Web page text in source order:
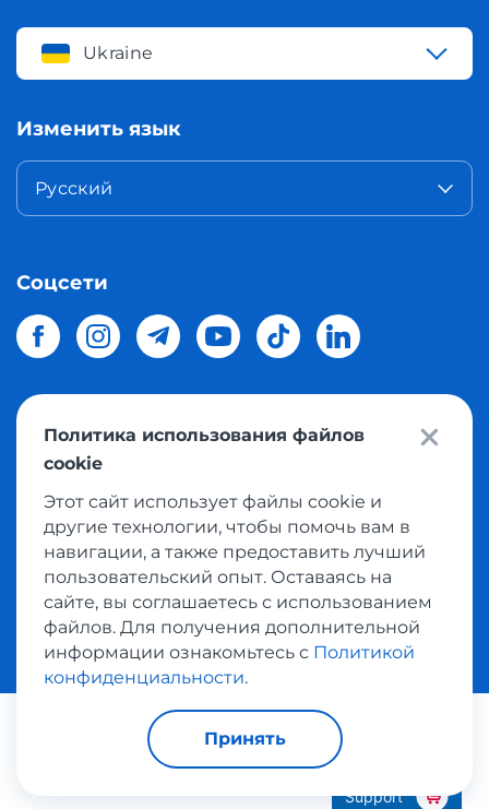
Ukraine
Изменить язык
Русский
Соцсети
© 2026 Meest Shoppingдоставка покупок с интернет
магазинов мира в Украину.
Политика конфиденциальности
Публичная оферта
Условия пользования сервисом выкупа товаров
Платежные системы:
Политика использования файлов
cookie
Этот сайт использует файлы cookie и
другие технологии, чтобы помочь вам в
навигации, а также предоставить лучший
пользовательский опыт. Оставаясь на
сайте, вы соглашаетесь с использованием
файлов. Для получения дополнительной
информации ознакомьтесь с Политикой
конфиденциальности.
Принять
Support